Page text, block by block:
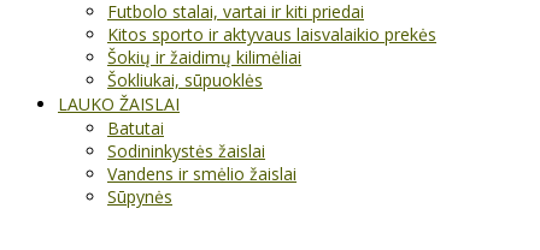
Futbolo stalai, vartai ir kiti priedai
Kitos sporto ir aktyvaus laisvalaikio prekės
Šokių ir žaidimų kilimėliai
Šokliukai, sūpuoklės
LAUKO ŽAISLAI
Batutai
Sodininkystės žaislai
Vandens ir smėlio žaislai
Sūpynės